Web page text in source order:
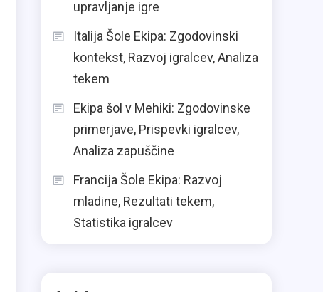
upravljanje igre
Italija Šole Ekipa: Zgodovinski
kontekst, Razvoj igralcev, Analiza
tekem
Ekipa šol v Mehiki: Zgodovinske
primerjave, Prispevki igralcev,
Analiza zapuščine
Francija Šole Ekipa: Razvoj
mladine, Rezultati tekem,
Statistika igralcev